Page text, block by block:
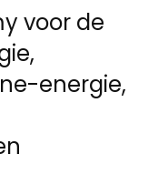
voor de
energie,